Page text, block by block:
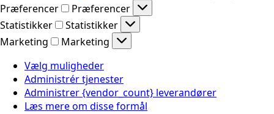
Præferencer
Præferencer
Statistikker
Statistikker
Marketing
Marketing
Vælg muligheder
Administrér tjenester
Administrer {vendor_count} leverandører
Læs mere om disse formål